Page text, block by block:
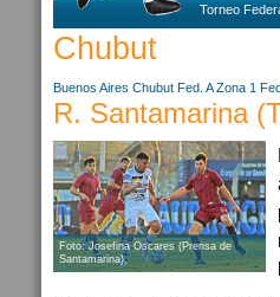
Torneo
Chubut
Buenos Aires Chubut Fed. A Zona 1
R. Santamarina
Foto: Josefina Oscares (Prensa de
Santamarina).